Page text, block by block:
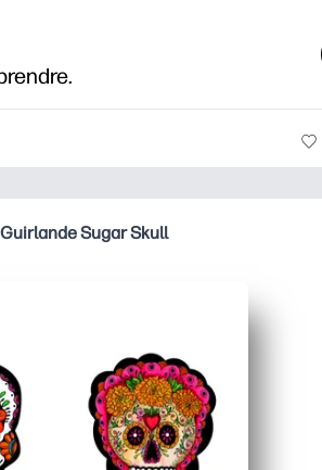
Guirlande Sugar Skull